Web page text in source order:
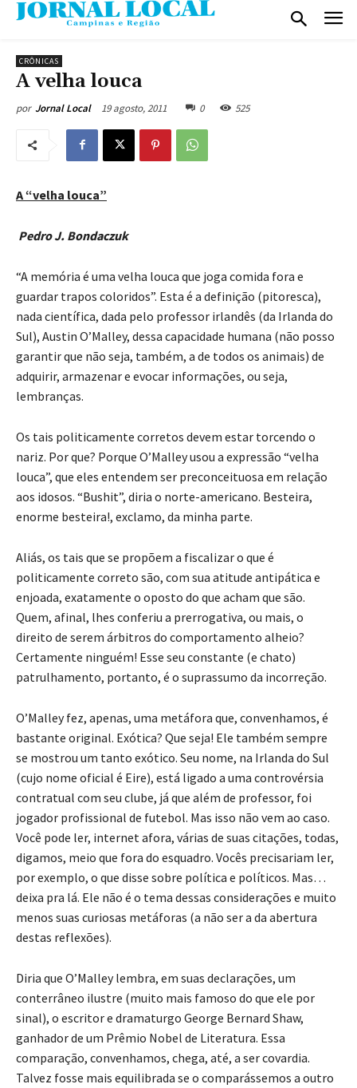
CRÔNICAS
A velha louca
por Jornal Local 19 agosto, 2011 0 525
A “velha louca”
Pedro J. Bondaczuk
“A memória é uma velha louca que joga comida fora e
guardar trapos coloridos”. Esta é a definição (pitoresca),
nada científica, dada pelo professor irlandês (da Irlanda do
Sul), Austin O’Malley, dessa capacidade humana (não posso
garantir que não seja, também, a de todos os animais) de
adquirir, armazenar e evocar informações, ou seja,
lembranças.
Os tais politicamente corretos devem estar torcendo o
nariz. Por que? Porque O’Malley usou a expressão “velha
louca”, que eles entendem ser preconceituosa em relação
aos idosos. “Bushit”, diria o norte-americano. Besteira,
enorme besteira!, exclamo, da minha parte.
Aliás, os tais que se propõem a fiscalizar o que é
politicamente correto são, com sua atitude antipática e
enjoada, exatamente o oposto do que acham que são.
Quem, afinal, lhes conferiu a prerrogativa, ou mais, o
direito de serem árbitros do comportamento alheio?
Certamente ninguém! Esse seu constante (e chato)
patrulhamento, portanto, é o suprassumo da incorreção.
O’Malley fez, apenas, uma metáfora que, convenhamos, é
bastante original. Exótica? Que seja! Ele também sempre
se mostrou um tanto exótico. Seu nome, na Irlanda do Sul
(cujo nome oficial é Eire), está ligado a uma controvérsia
contratual com seu clube, já que além de professor, foi
jogador profissional de futebol. Mas isso não vem ao caso.
Você pode ler, internet afora, várias de suas citações, todas,
digamos, meio que fora do esquadro. Vocês precisariam ler,
por exemplo, o que disse sobre política e políticos. Mas…
deixa pra lá. Ele não é o tema dessas considerações e muito
menos suas curiosas metáforas (a não ser a da abertura
destas reflexões).
Diria que O’Malley lembra, em suas declarações, um
conterrâneo ilustre (muito mais famoso do que ele por
sinal), o escritor e dramaturgo George Bernard Shaw,
ganhador de um Prêmio Nobel de Literatura. Essa
comparação, convenhamos, chega, até, a ser covardia.
Talvez fosse mais equilibrada se o comparássemos a outro